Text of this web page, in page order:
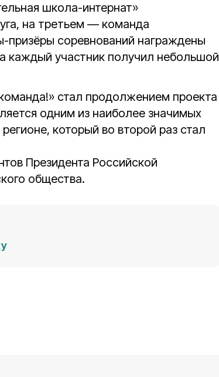
школа-интернат»
на третьем — команда
призёры соревнований награждены
каждый участник получил небольшой
стал продолжением проекта
одним из наиболее значимых
который во второй раз стал
Президента Российской
общества.